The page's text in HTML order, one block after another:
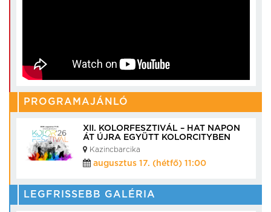
PROGRAMAJÁNLÓ
XII. KOLORFESZTIVÁL – HAT NAPON
ÁT ÚJRA EGYÜTT KOLORCITYBEN
Kazincbarcika
augusztus 17. (hétfő) 11:00
LEGFRISSEBB GALÉRIA